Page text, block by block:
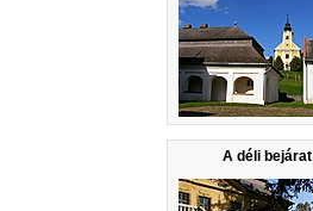
A déli bejárat